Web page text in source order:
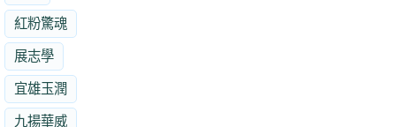
紅粉驚魂
展志學
宜雄玉潤
九揚華威